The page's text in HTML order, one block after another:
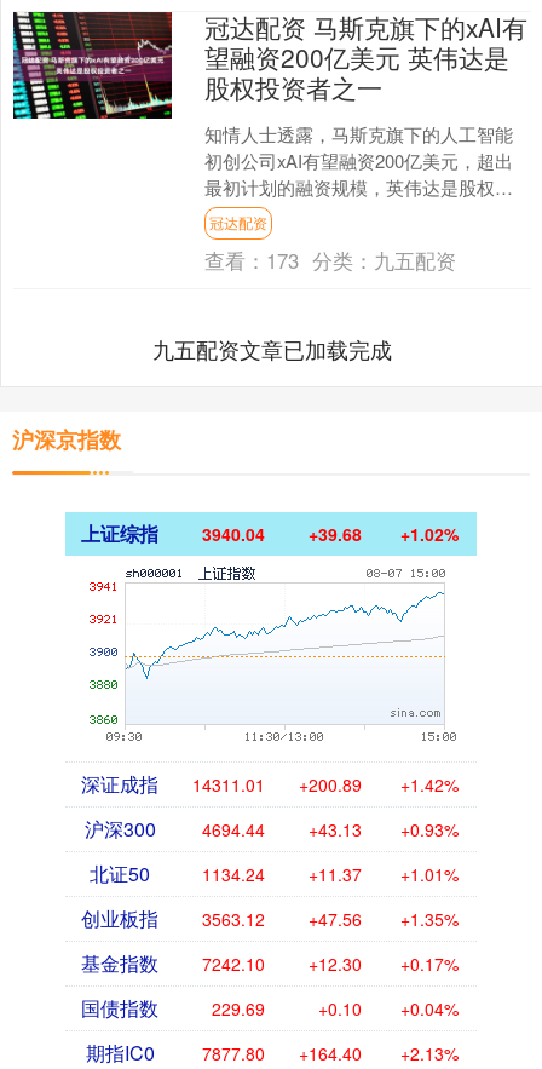
冠达配资 马斯克旗下的xAI有
望融资200亿美元 英伟达是
股权投资者之一
知情人士透露，马斯克旗下的人工智能
初创公司xAI有望融资200亿美元，超出
最初计划的融资规模，英伟达是股权投
资者之一。 因涉及未公开消息而不愿具
名的知情人士称，....
冠达配资
查看： 173 分类： 九五配资
九五配资文章已加载完成
沪深京指数
上证综指 3940.04 +39.68 +1.02%
深证成指 14311.01 +200.89 +1.42%
沪深300 4694.44 +43.13 +0.93%
北证50 1134.24 +11.37 +1.01%
创业板指 3563.12 +47.56 +1.35%
基金指数 7242.10 +12.30 +0.17%
国债指数 229.69 +0.10 +0.04%
期指IC0 7877.80 +164.40 +2.13%